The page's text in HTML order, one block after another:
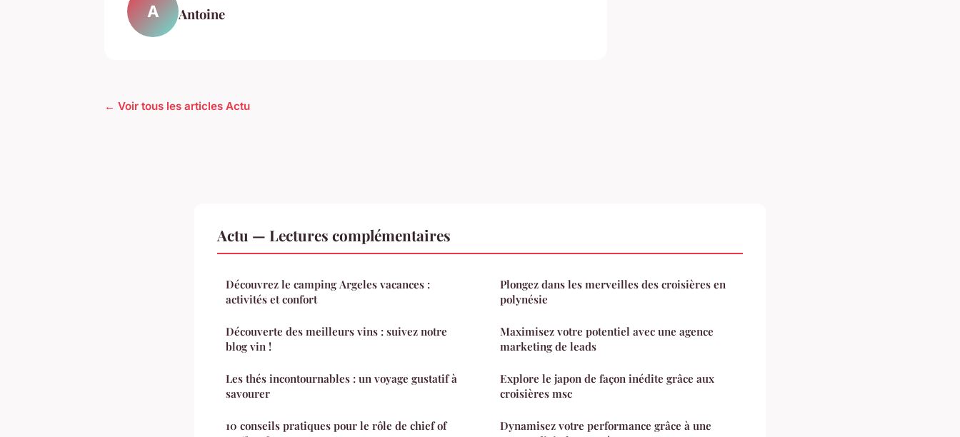
A Antoine
← Voir tous les articles Actu
Actu — Lectures complémentaires
Découvrez le camping Argeles vacances :
activités et confort
Découverte des meilleurs vins : suivez notre
blog vin !
Les thés incontournables : un voyage gustatif à
savourer
10 conseils pratiques pour le rôle de chief of
Plongez dans les merveilles des croisières en
polynésie
Maximisez votre potentiel avec une agence
marketing de leads
Explore le japon de façon inédite grâce aux
croisières msc
Dynamisez votre performance grâce à une